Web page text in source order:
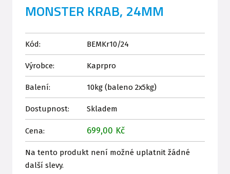
MONSTER KRAB, 24MM
Kód: BEMKr10/24
Výrobce: Kaprpro
Balení: 10kg (baleno 2x5kg)
Dostupnost: Skladem
Cena: 699,00 Kč
Na tento produkt není možné uplatnit žádné
další slevy.